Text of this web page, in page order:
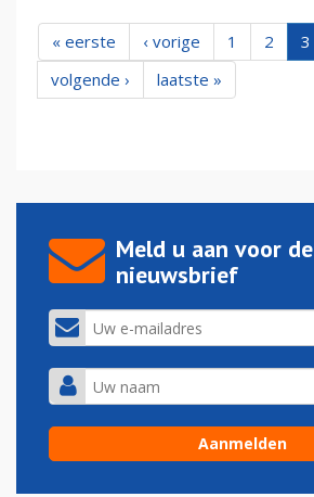
« eerste ‹ vorige 1 2 3
volgende ›
laatste »
Meld u aan voor de
nieuwsbrief